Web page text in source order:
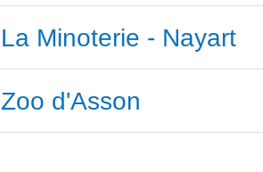
La Minoterie - Nayart
Zoo d'Asson